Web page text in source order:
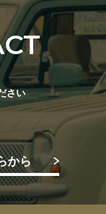
さい
から